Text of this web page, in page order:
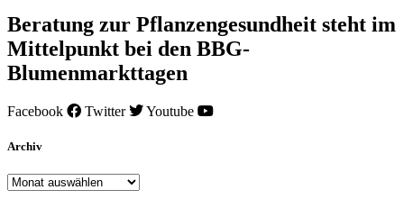
Beratung zur Pflanzengesundheit steht im
Mittelpunkt bei den BBG-
Blumenmarkttagen
Facebook Twitter Youtube
Archiv
Archiv